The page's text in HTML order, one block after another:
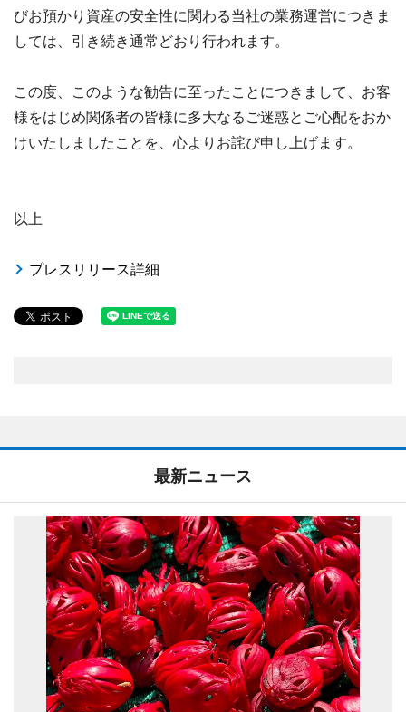
びお預かり資産の安全性に関わる当社の業務運営につきま
しては、引き続き通常どおり行われます。
この度、このような勧告に至ったことにつきまして、お客
様をはじめ関係者の皆様に多大なるご迷惑とご心配をおか
けいたしましたことを、心よりお詫び申し上げます。
以上
プレスリリース詳細
最新ニュース